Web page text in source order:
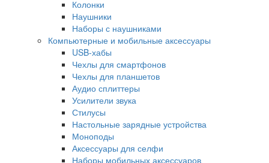
Колонки
Наушники
Наборы с наушниками
Компьютерные и мобильные аксессуары
USB-хабы
Чехлы для смартфонов
Чехлы для планшетов
Аудио сплиттеры
Усилители звука
Стилусы
Настольные зарядные устройства
Моноподы
Аксессуары для селфи
Наборы мобильных аксессуаров